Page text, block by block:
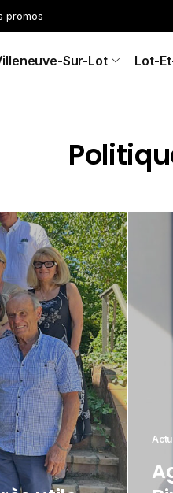
promos
Sur-Lot Lot-